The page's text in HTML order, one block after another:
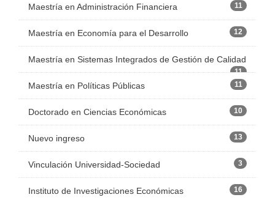
Maestría en Administración Financiera 11
Maestría en Economía para el Desarrollo 12
Maestría en Sistemas Integrados de Gestión de Calidad
11
Maestría en Políticas Públicas 11
Doctorado en Ciencias Económicas 10
Nuevo ingreso 13
Vinculación Universidad-Sociedad 3
Instituto de Investigaciones Económicas 16